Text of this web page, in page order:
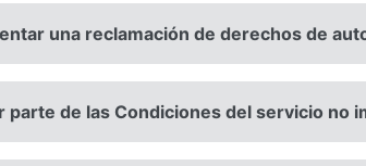
una reclamación de derechos de
parte de las Condiciones del servicio no